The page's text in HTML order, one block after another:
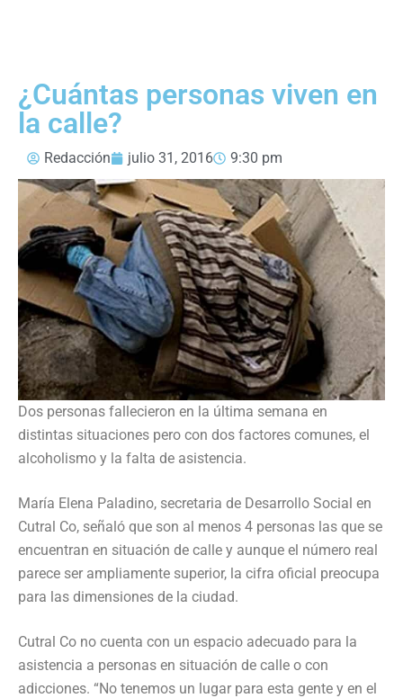
¿Cuántas personas viven en
la calle?
Redacción julio 31, 2016 9:30 pm
Dos personas fallecieron en la última semana en
distintas situaciones pero con dos factores comunes, el
alcoholismo y la falta de asistencia.
María Elena Paladino, secretaria de Desarrollo Social en
Cutral Co, señaló que son al menos 4 personas las que se
encuentran en situación de calle y aunque el número real
parece ser ampliamente superior, la cifra oficial preocupa
para las dimensiones de la ciudad.
Cutral Co no cuenta con un espacio adecuado para la
asistencia a personas en situación de calle o con
adicciones. “No tenemos un lugar para esta gente y en el